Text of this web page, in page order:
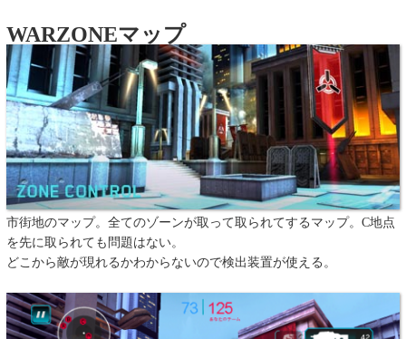
WARZONEマップ
市街地のマップ。全てのゾーンが取って取られてするマップ。C地点
を先に取られても問題はない。
どこから敵が現れるかわからないので検出装置が使える。